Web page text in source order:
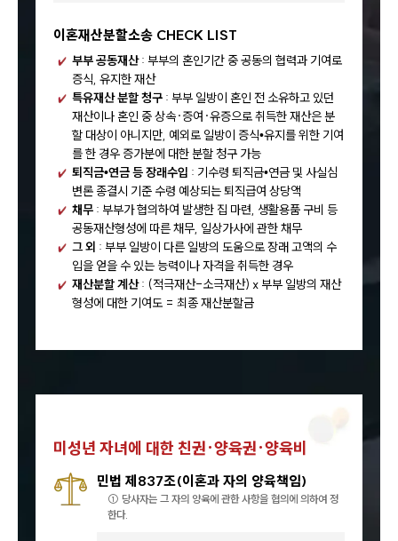
센터소개
이혼재산분할소송 CHECK LIST
부부 공동재산: 부부의 혼인기간 중 공동의 협력과 기여로
증식, 유지한 재산
특유재산 분할 청구 : 부부 일방이 혼인 전 소유하고 있던
재산이나 혼인 중 상속·증여·유증으로 취득한 재산은 분
할 대상이 아니지만, 예외로 일방이 증식•유지를 위한 기여
를 한 경우 증가분에 대한 분할 청구 가능
퇴직금•연금 등 장래수입 : 기수령 퇴직금•연금 및 사실심
변론 종결시 기준 수령 예상되는 퇴직급여 상당액
채무 : 부부가 협의하여 발생한 집 마련, 생활용품 구비 등
공동재산형성에 따른 채무, 일상가사에 관한 채무
그 외 : 부부 일방이 다른 일방의 도움으로 장래 고액의 수
입을 얻을 수 있는 능력이나 자격을 취득한 경우
재산분할 계산: (적극재산-소극재산) x 부부 일방의 재산
형성에 대한 기여도 = 최종 재산분할금
미성년 자녀에 대한 친권·양육권·양육비
민법 제837조(이혼과 자의 양육책임)
① 당사자는 그 자의 양육에 관한 사항을 협의에 의하여 정
한다.